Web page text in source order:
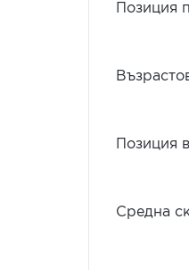
Позиция
Позиция
Средна